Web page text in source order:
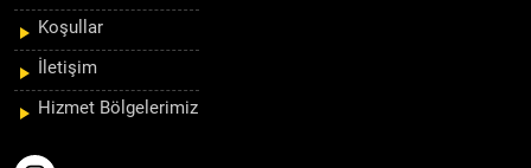
Koşullar
İletişim
Hizmet Bölgelerimiz